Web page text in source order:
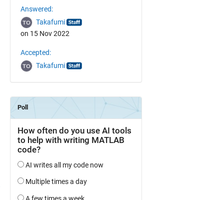
Answered:
Takafumi
on 15 Nov 2022
Accepted:
Takafumi